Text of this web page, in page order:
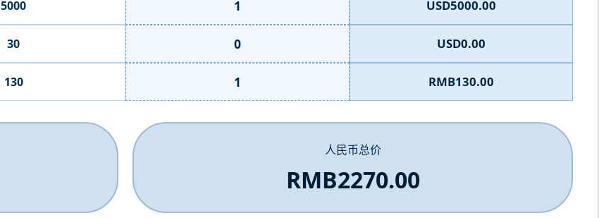
5000 1 USD5000.00
30 0 USD0.00
130 1 RMB130.00
人民币总价
RMB2270.00